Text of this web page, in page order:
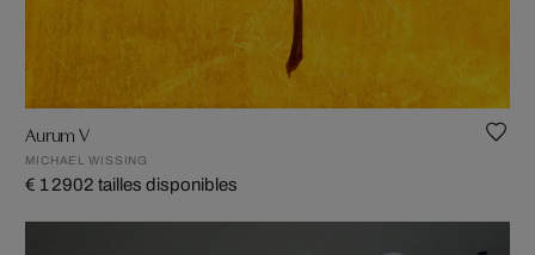
Aurum V
MICHAEL WISSING
€ 1 2902 tailles disponibles